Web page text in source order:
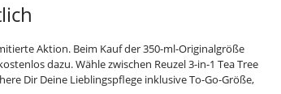
Aktion. Beim Kauf der 350-ml-Originalgröße
dazu. Wähle zwischen Reuzel 3-in-1 Tea Tree
Dir Deine Lieblingspflege inklusive To-Go-Größe,